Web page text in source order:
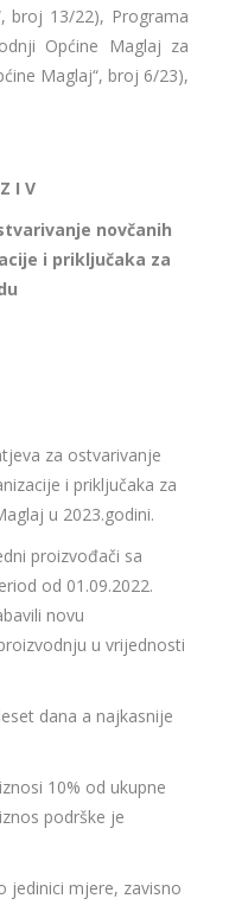
broj 13/22), Programa
Općine Maglaj za
Maglaj“, broj 6/23),
I V
novčanih
i priključaka za
za ostvarivanje
i priključaka za
u 2023.godini.
proizvođači sa
od 01.09.2022.
novu
u vrijednosti
dana a najkasnije
10% od ukupne
podrške je
jedinici mjere, zavisno